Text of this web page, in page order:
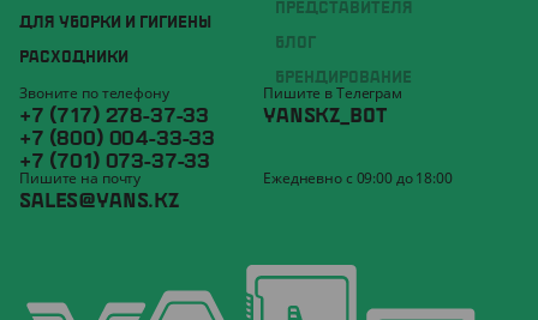
ДЛЯ УБОРКИ И ГИГИЕНЫ
РАСХОДНИКИ
ПРЕДСТАВИТЕЛЯ
БЛОГ
БРЕНДИРОВАНИЕ
Звоните по телефону
+7 (717) 278-37-33
+7 (800) 004-33-33
+7 (701) 073-37-33
Пишите в Телеграм
YANSKZ_BOT
Пишите на почту
SALES@YANS.KZ
Ежедневно с 09:00 до 18:00